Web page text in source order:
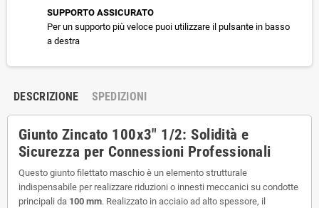
SUPPORTO ASSICURATO
Per un supporto più veloce puoi utilizzare il pulsante in basso
a destra
DESCRIZIONE SPEDIZIONI
Giunto Zincato 100x3" 1/2: Solidità e
Sicurezza per Connessioni Professionali
Questo giunto filettato maschio è un elemento strutturale
indispensabile per realizzare riduzioni o innesti meccanici su condotte
principali da 100 mm. Realizzato in acciaio ad alto spessore, il